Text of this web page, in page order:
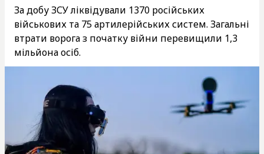
За добу ЗСУ ліквідували 1370 російських
військових та 75 артилерійських систем. Загальні
втрати ворога з початку війни перевищили 1,3
мільйона осіб.